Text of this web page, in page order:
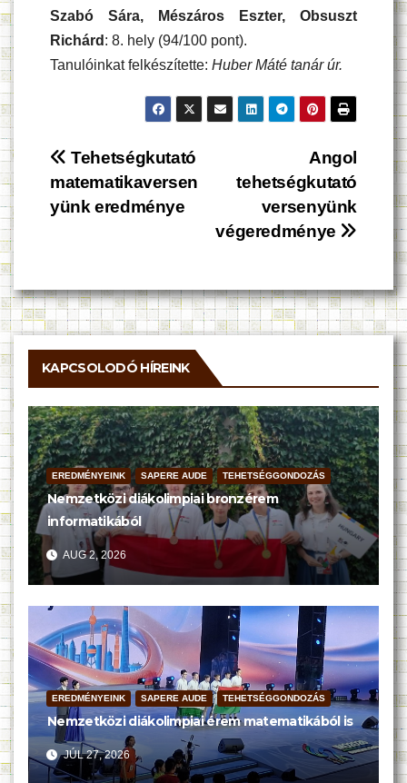
Szabó Sára, Mészáros Eszter, Obsuszt
Richárd : 8. hely (94/100 pont).
Tanulóinkat felkészítette: Huber Máté tanár úr.
Bejegyzés
navigáció
Angol
tehetségkutató
versenyünk
végeredménye
Tehetségkutató
matematikaversen
yünk eredménye
KAPCSOLODÓ HÍREINK
EREDMÉNYEINK SAPERE AUDE TEHETSÉGGONDOZÁS
Nemzetközi diákolimpiai bronzérem
informatikából
AUG 2, 2026
EREDMÉNYEINK SAPERE AUDE TEHETSÉGGONDOZÁS
Nemzetközi diákolimpiai érem matematikából is
JÚL 27, 2026